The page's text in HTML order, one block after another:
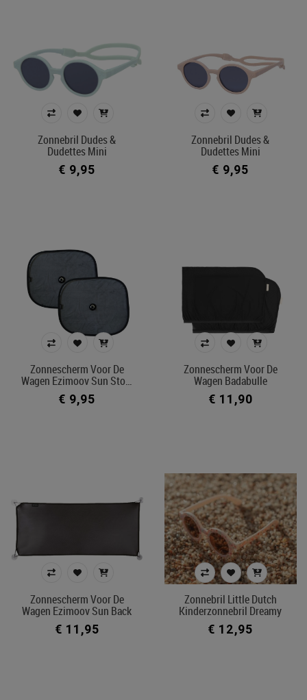
Zonnebril Dudes &
Dudettes Mini
€ 9,95
Zonnebril Dudes &
Dudettes Mini
€ 9,95
Zonnescherm Voor De
Wagen Ezimoov Sun Sto…
€ 9,95
Zonnescherm Voor De
Wagen Badabulle
€ 11,90
Zonnescherm Voor De
Wagen Ezimoov Sun Back
€ 11,95
Zonnebril Little Dutch
Kinderzonnebril Dreamy
€ 12,95